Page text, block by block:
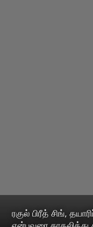
ரகுல் பிரீத் சிங்,